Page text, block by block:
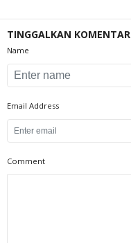
TINGGALKAN KOMENTAR
Name
Email Address
Comment